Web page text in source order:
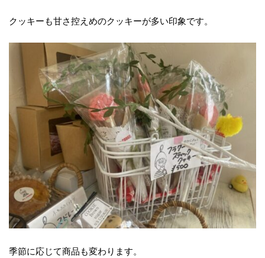
クッキーも甘さ控えめのクッキーが多い印象です。
季節に応じて商品も変わります。